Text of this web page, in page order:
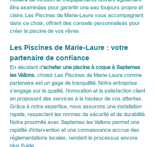
être examinées pour garantir une eau toujours propre et
claire. Les Piscines de Marie-Laure vous accompagnent
dans ce choix, offrant des conseils personnalisés pour
créer la piscine de vos rêves.
Les Piscines de Marie-Laure : votre
partenaire de confiance
En décidant d'acheter une piscine à coque à Septemes
les Vallons, choisir Les Piscines de Marie-Laure comme
partenaire est un gage de tranquillité. Notre entreprise
s'engage sur la qualité, l'innovation et la satisfaction client
en proposant des services à la hauteur de vos attentes.
Grâce à notre expertise, nous assurons une installation
rapide, respectant les normes de sécurité et de durabilité.
Notre proximité avec Septemes les Vallons permet une
rapidité d'intervention et une connaissance accrue des
réglementations locales, rendant le processus encore
plus fluide.